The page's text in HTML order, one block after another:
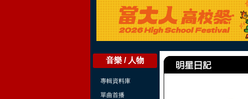
音樂 / 人物
專輯資料庫
單曲首播